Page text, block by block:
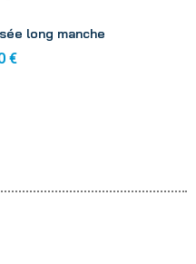
long manche
€